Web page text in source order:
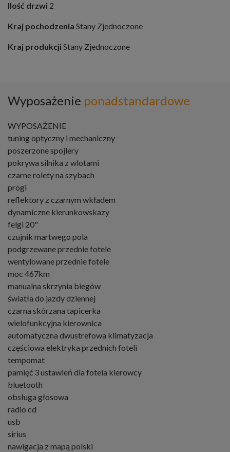
Ilość drzwi 2
Kraj pochodzenia Stany Zjednoczone
Kraj produkcjiStany Zjednoczone
Wyposażenie ponadstandardowe
WYPOSAŻENIE
tuning optyczny i mechaniczny
poszerzone spojlery
pokrywa silnika z wlotami
czarne rolety na szybach
progi
reflektory z czarnym wkładem
dynamiczne kierunkowskazy
felgi 20"
czujnik martwego pola
podgrzewane przednie fotele
wentylowane przednie fotele
moc 467km
manualna skrzynia biegów
światła do jazdy dziennej
czarna skórzana tapicerka
wielofunkcyjna kierownica
automatyczna dwustrefowa klimatyzacja
częściowa elektryka przednich foteli
tempomat
pamięć 3 ustawień dla fotela kierowcy
bluetooth
obsługa głosowa
radio cd
usb
sirius
nawigacja z mapą polski